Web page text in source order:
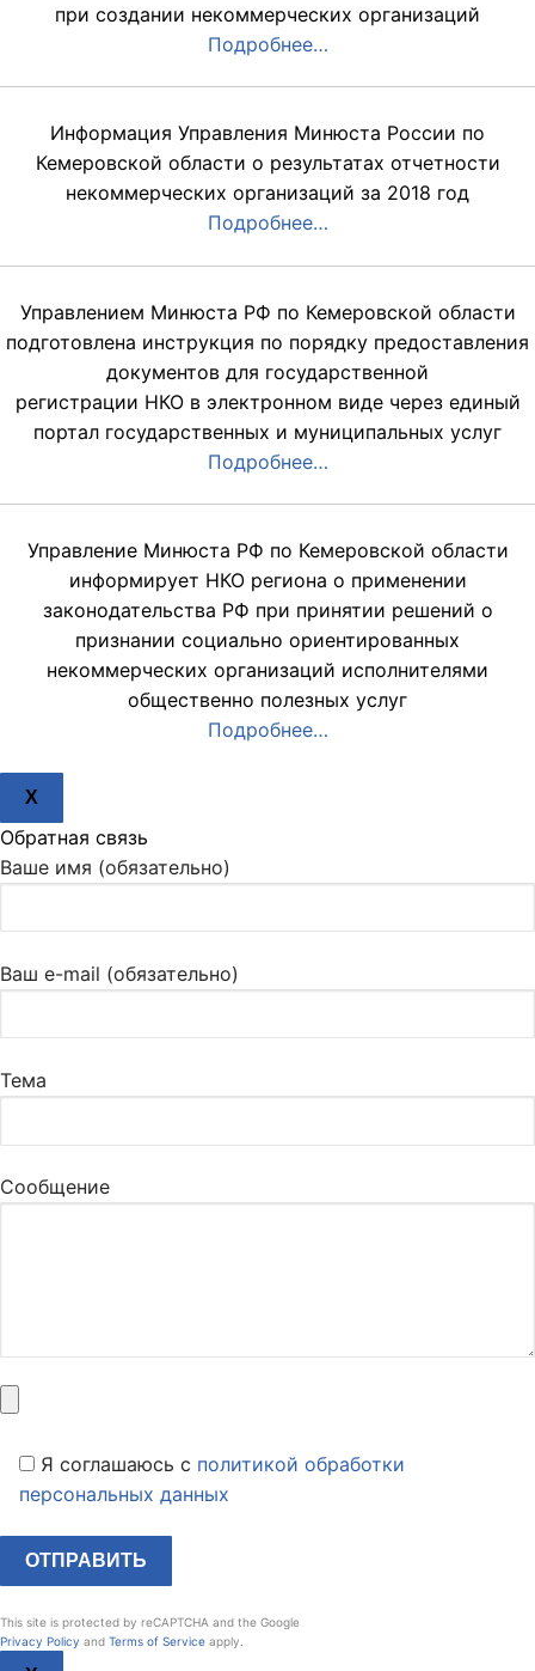
при создании некоммерческих организаций
Подробнее…
Информация Управления Минюста России по
Кемеровской области о результатах отчетности
некоммерческих организаций за 2018 год
Подробнее…
Управлением Минюста РФ по Кемеровской области
подготовлена инструкция по порядку предоставления
документов для государственной
регистрации НКО в электронном виде через единый
портал государственных и муниципальных услуг
Подробнее…
Управление Минюста РФ по Кемеровской области
информирует НКО региона о применении
законодательства РФ при принятии решений о
признании социально ориентированных
некоммерческих организаций исполнителями
общественно полезных услуг
Подробнее…
X
Обратная связь
Ваше имя (обязательно)
Ваш e-mail (обязательно)
Тема
Сообщение
Я соглашаюсь c политикой обработки
персональных данных
This site is protected by reCAPTCHA and the Google
Privacy Policy and Terms of Service apply.